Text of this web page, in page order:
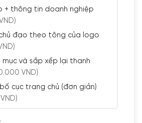
+ thông tin doanh nghiệp
đạo theo tông của logo
mục và sắp xếp lại thanh
VND)
bố cục trang chủ (đơn giản)